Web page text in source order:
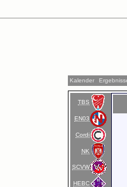
Kalender
TBS
EN03
Cordi
NK
SCVW
HEBC